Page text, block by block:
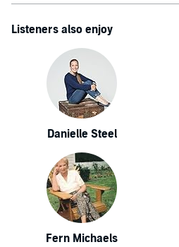
Listeners also enjoy
Danielle Steel
Fern Michaels